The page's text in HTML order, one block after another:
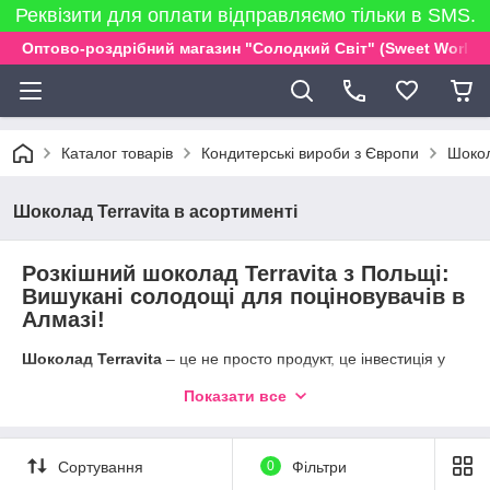
Реквізити для оплати відправляємо тільки в SMS.
Оптово-роздрібний магазин "Солодкий Світ" (Sweet World)
Каталог товарів Кондитерські вироби з Європи
Шоколад Terravita в асортименті
Розкішний шоколад Terravita з Польщі:
Вишукані солодощі для поціновувачів в
Алмазі!
Шоколад Terravita – це не просто продукт, це інвестиція у
вашого смаку. Відомий бренд, чиє коріння сягає Польщі,
Україну, пропонуючи високоякісний шоколад з унікальним
поєднанням смаку, текстури та користі. У нашому інтернет-
Показати все
Сортування 0 Фільтри